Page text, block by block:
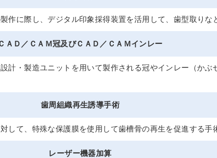
作に際し、デジタル印象採得装置を活用して、歯型取りな
ＡＤ／ＣＡＭ冠及びＣＡＤ／ＣＡＭインレー
計・製造ユニットを用いて製作される冠やインレー（かぶ
歯周組織再生誘導手術
して、特殊な保護膜を使用して歯槽骨の再生を促進する手
レーザー機器加算